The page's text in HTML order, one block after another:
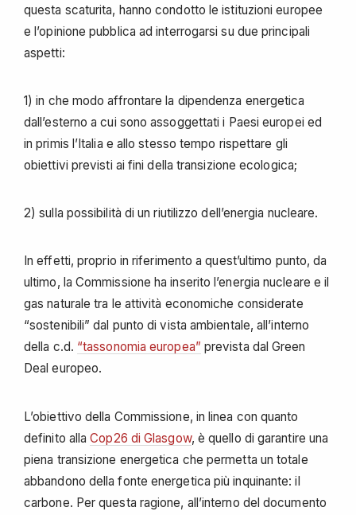
questa scaturita, hanno condotto le istituzioni europee
e l’opinione pubblica ad interrogarsi su due principali
aspetti:
1) in che modo affrontare la dipendenza energetica
dall’esterno a cui sono assoggettati i Paesi europei ed
in primis l’Italia e allo stesso tempo rispettare gli
obiettivi previsti ai fini della transizione ecologica;
2) sulla possibilità di un riutilizzo dell’energia nucleare.
In effetti, proprio in riferimento a quest’ultimo punto, da
ultimo, la Commissione ha inserito l’energia nucleare e il
gas naturale tra le attività economiche considerate
“sostenibili” dal punto di vista ambientale, all’interno
della c.d. “tassonomia europea” prevista dal Green
Deal europeo.
L’obiettivo della Commissione, in linea con quanto
definito allaCop26 di Glasgow, è quello di garantire una
piena transizione energetica che permetta un totale
abbandono della fonte energetica più inquinante: il
carbone. Per questa ragione, all’interno del documento